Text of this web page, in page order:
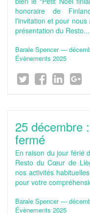
honoraire de
l'invitation et pour
présentation du
Barale Spencer—
Évènements 2025
25 décembre
fermé
En raison du jour férié
Resto du Cœur de
nos activités
pour votre
Barale Spencer—
Évènements 2025